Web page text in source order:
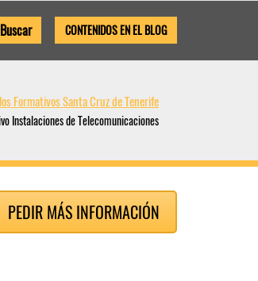
CONTENIDOS EN EL BLOG
Formativos Santa Cruz de Tenerife
Instalaciones de Telecomunicaciones
PEDIR MÁS INFORMACIÓN